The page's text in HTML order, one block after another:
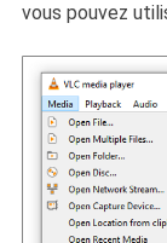
vous pouvez